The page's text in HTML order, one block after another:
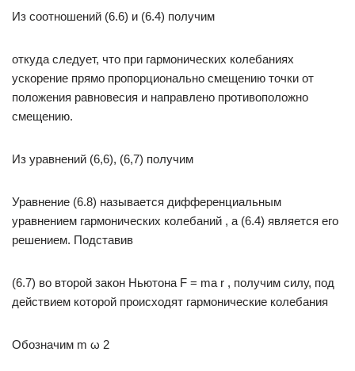
Из соотношений (6.6) и (6.4) получим
откуда следует, что при гармонических колебаниях
ускорение прямо пропорционально смещению точки от
положения равновесия и направлено противоположно
смещению.
Из уравнений (6,6), (6,7) получим
Уравнение (6.8) называется дифференциальным
уравнением гармонических колебаний , а (6.4) является его
решением. Подставив
(6.7) во второй закон Ньютона F = ma r , получим силу, под
действием которой происходят гармонические колебания
Обозначим m ω 2